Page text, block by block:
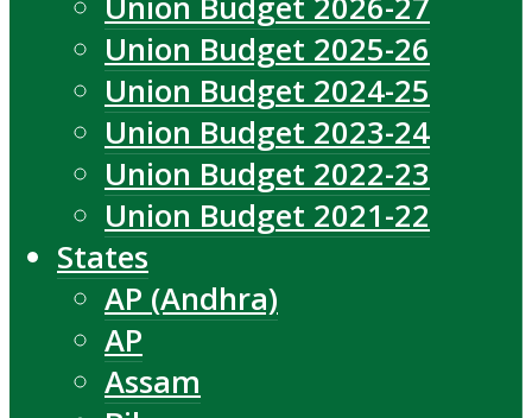
Union Budget 2025-26
Union Budget 2024-25
Union Budget 2023-24
Union Budget 2022-23
Union Budget 2021-22
States
AP (Andhra)
AP
Assam